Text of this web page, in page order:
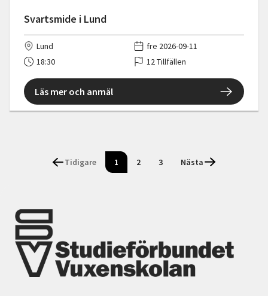
Svartsmide i Lund
Lund
fre 2026-09-11
18:30
12 Tillfällen
Läs mer och anmäl
Tidigare 1 2 3 Nästa